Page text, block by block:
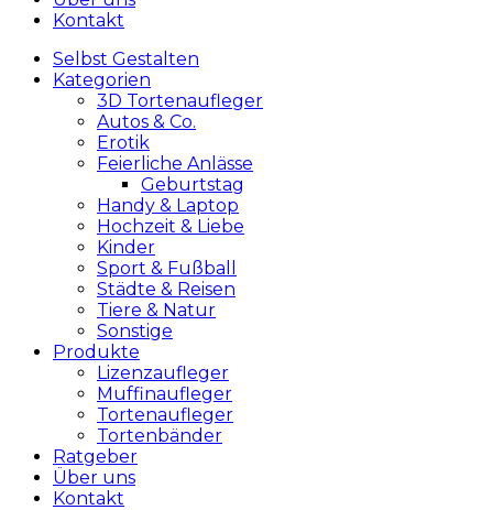
Kontakt
Selbst Gestalten
Kategorien
3D Tortenaufleger
Autos & Co.
Erotik
Feierliche Anlässe
Geburtstag
Handy & Laptop
Hochzeit & Liebe
Kinder
Sport & Fußball
Städte & Reisen
Tiere & Natur
Sonstige
Produkte
Lizenzaufleger
Muffinaufleger
Tortenaufleger
Tortenbänder
Ratgeber
Über uns
Kontakt